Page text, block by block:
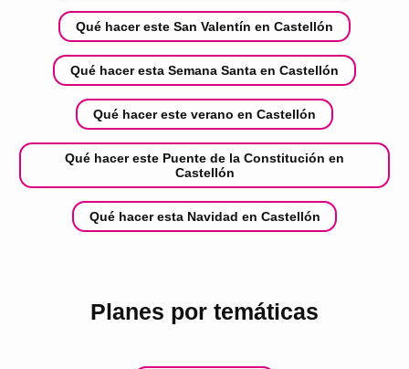
Qué hacer este San Valentín en Castellón
Qué hacer esta Semana Santa en Castellón
Qué hacer este verano en Castellón
Qué hacer este Puente de la Constitución en
Castellón
Qué hacer esta Navidad en Castellón
Planes por temáticas